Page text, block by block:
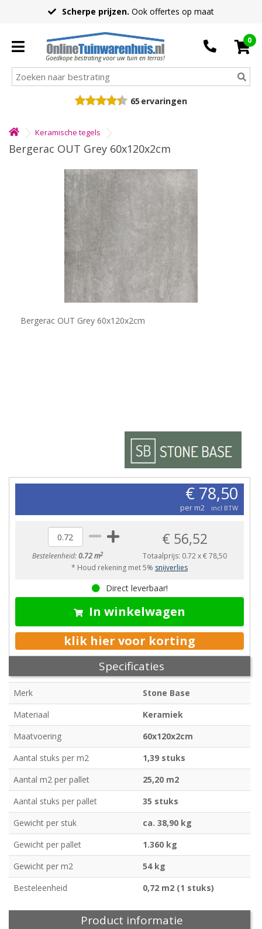
Scherpe prijzen. Ook offertes op maat
Goedkope bestrating voor uw tuin en terras!
0
65 ervaringen
Keramische tegels
Bergerac OUT Grey 60x120x2cm
Bergerac OUT Grey 60x120x2cm
€ 78,50
per m2 incl BTW
Besteleenheid:0.72 m2
€ 56,52
Totaalprijs: 0.72x€ 78,50
* Houd rekening met 5% snijverlies
Direct leverbaar!
In winkelwagen
klik hier voor korting
Specificaties
Merk
Stone Base
Materiaal
Keramiek
Maatvoering
60x120x2cm
Aantal stuks per m2
1,39 stuks
Aantal m2 per pallet
25,20 m2
Aantal stuks per pallet
35 stuks
Gewicht per stuk
ca. 38,90 kg
Gewicht per pallet
1.360 kg
Gewicht per m2
54 kg
Besteleenheid
0,72 m2 (1 stuks)
Product informatie